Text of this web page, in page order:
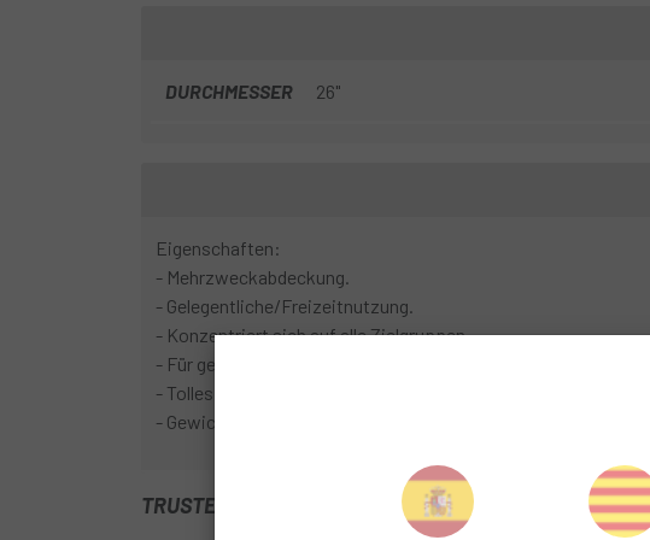
DURCHMESSER 26"
Eigenschaften:
- Mehrzweckabdeckung.
- Gelegentliche/Freizeitnutzung.
- Konzentriert sich auf alle Zielgruppen.
- Für gemischtes Gelände konzipiert.
- Tolles Preis-Leistungs-Verhältnis.
- Gewicht: 700 g.
TRUSTED SHOPS REVIEWS